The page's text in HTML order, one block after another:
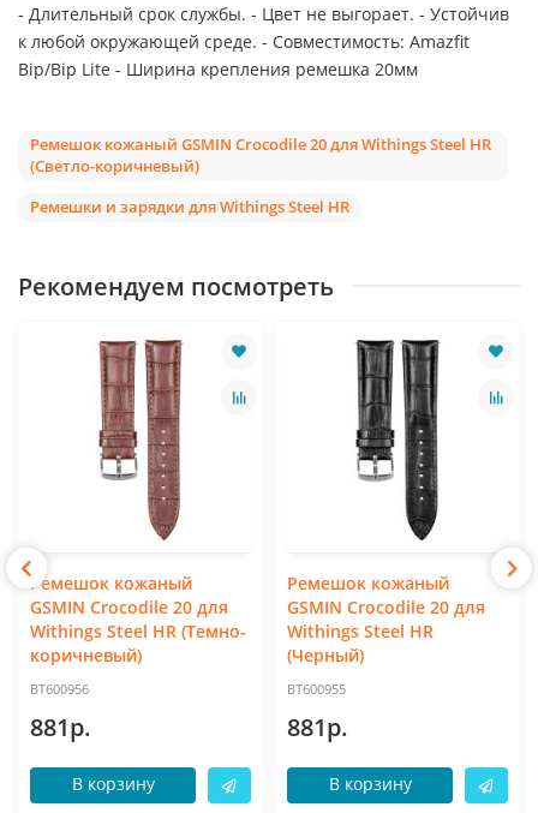
- Длительный срок службы. - Цвет не выгорает. - Устойчив
к любой окружающей среде. - Совместимость: Amazfit
Bip/Bip Lite - Ширина крепления ремешка 20мм
Ремешок кожаный GSMIN Crocodile 20 для Withings Steel HR
(Светло-коричневый)
Ремешки и зарядки для Withings Steel HR
Рекомендуем посмотреть
Ремешок кожаный
GSMIN Crocodile 20 для
Withings Steel HR (Темно-
коричневый)
BT600956
881р.
В корзину
Ремешок кожаный
GSMIN Crocodile 20 для
Withings Steel HR
(Черный)
BT600955
881р.
В корзину